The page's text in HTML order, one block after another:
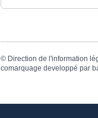
© Direction de l'information
comarquage developpé par